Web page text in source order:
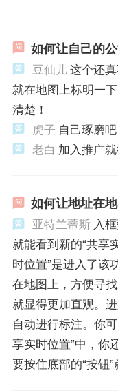
如何让自己的
豆仙儿这个还
就在地图上标明一
清楚！
虎子 自己琢磨
老白 加入推广
如何让地址在
亚特兰蒂斯 入
就能看到新的“共享
时位置”是进入了该
在地图上，方便寻
就显得更加直观。
自动进行标注。你
享实时位置”中，你
要按住底部的“按钮